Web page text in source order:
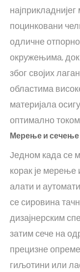
поцинковани
одличне
окружењима,
због својих
областима
материјала
оптимално
Мерење и сечење
Једном када се
корак је
алати и
се сировина
дизајнерским
затим сече на
прецизне
гиљотини или